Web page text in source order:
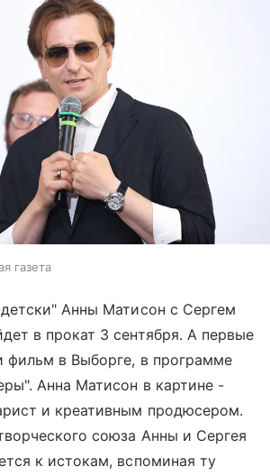
газета
Анны Матисон с Сергем
в прокат 3 сентября. А первые
фильм в Выборге, в программе
Анна Матисон в картине -
и креативным продюсером.
союза Анны и Сергея
к истокам, вспоминая ту